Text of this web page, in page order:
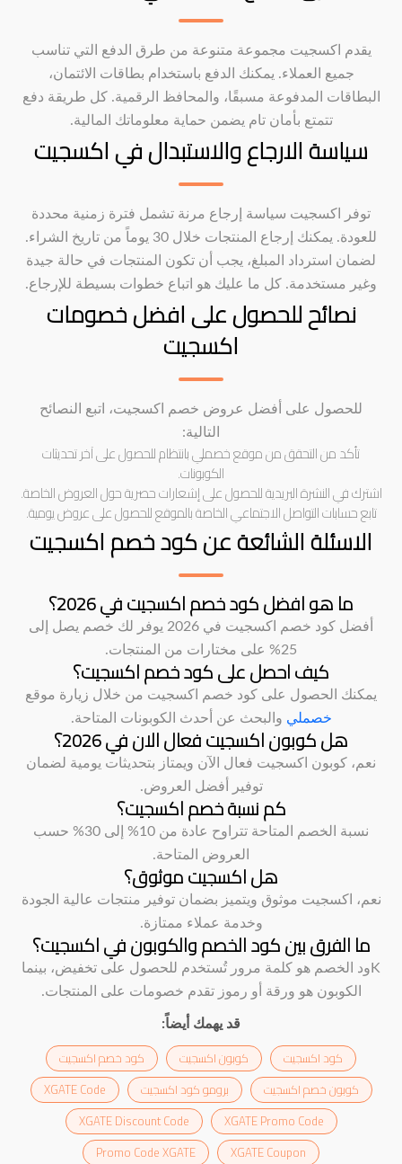
يقدم اكسجيت مجموعة متنوعة من طرق الدفع التي تناسب
جميع العملاء. يمكنك الدفع باستخدام بطاقات الائتمان،
البطاقات المدفوعة مسبقًا، والمحافظ الرقمية. كل طريقة دفع
تتمتع بأمان تام يضمن حماية معلوماتك المالية.
سياسة الارجاع والاستبدال في اكسجيت
توفر اكسجيت سياسة إرجاع مرنة تشمل فترة زمنية محددة
للعودة. يمكنك إرجاع المنتجات خلال 30 يوماً من تاريخ الشراء.
لضمان استرداد المبلغ، يجب أن تكون المنتجات في حالة جيدة
وغير مستخدمة. كل ما عليك هو اتباع خطوات بسيطة للإرجاع.
نصائح للحصول على افضل خصومات
اكسجيت
للحصول على أفضل عروض خصم اكسجيت، اتبع النصائح
التالية:
تأكد من التحقق من موقع خصملي بانتظام للحصول على آخر تحديثات
الكوبونات.
اشترك في النشرة البريدية للحصول على إشعارات حصرية حول العروض الخاصة.
تابع حسابات التواصل الاجتماعي الخاصة بالموقع للحصول على عروض يومية.
الاسئلة الشائعة عن كود خصم اكسجيت
ما هو افضل كود خصم اكسجيت في 2026؟
أفضل كود خصم اكسجيت في 2026 يوفر لك خصم يصل إلى
25% على مختارات من المنتجات.
كيف احصل على كود خصم اكسجيت؟
يمكنك الحصول على كود خصم اكسجيت من خلال زيارة موقع
خصملي والبحث عن أحدث الكوبونات المتاحة.
هل كوبون اكسجيت فعال الان في 2026؟
نعم، كوبون اكسجيت فعال الآن ويمتاز بتحديثات يومية لضمان
توفير أفضل العروض.
كم نسبة خصم اكسجيت؟
نسبة الخصم المتاحة تتراوح عادة من 10% إلى 30% حسب
العروض المتاحة.
هل اكسجيت موثوق؟
نعم، اكسجيت موثوق ويتميز بضمان توفير منتجات عالية الجودة
وخدمة عملاء ممتازة.
ما الفرق بين كود الخصم والكوبون في اكسجيت؟
Kود الخصم هو كلمة مرور تُستخدم للحصول على تخفيض، بينما
الكوبون هو ورقة أو رموز تقدم خصومات على المنتجات.
قد يهمك أيضاً:
كود اكسجيت كوبون اكسجيت
كود خصم اكسجيت
كوبون خصم اكسجيت
برومو كود اكسجيت
XGATE Code
XGATE Promo Code
XGATE Discount Code
XGATE Coupon
Promo Code XGATE